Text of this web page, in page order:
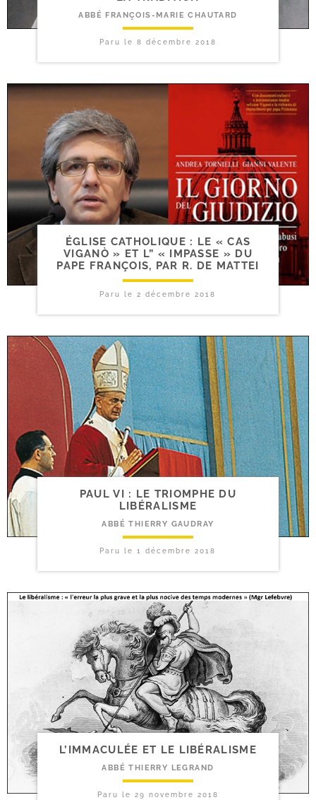
ABBÉ FRANÇOIS-MARIE CHAUTARD
Paru le 8 décembre 2018
ÉGLISE CATHOLIQUE : LE « CAS
VIGANÒ » ET L” « IMPASSE » DU
PAPE FRANÇOIS, PAR R. DE MATTEI
Paru le2 décembre 2018
PAUL VI : LE TRIOMPHE DU
LIBÉRALISME
ABBÉ THIERRY GAUDRAY
Paru le1 décembre 2018
L’IMMACULÉE ET LE LIBÉRALISME
ABBÉ THIERRY LEGRAND
Paru le 29 novembre 2018